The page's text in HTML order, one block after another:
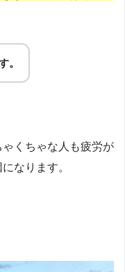
。
くちゃな人も疲労が
なります。